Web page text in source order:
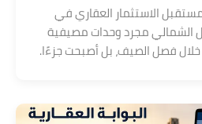
الاستثمار العقاري في
الشمالي مجرد وحدات مصيفية
فصل الصيف، بل أصبحت جزءًا.